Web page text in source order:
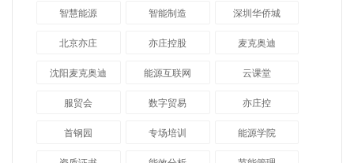
​智慧能源 智能制造 深圳华侨城
北京亦庄 亦庄控股 麦克奥迪
沈阳麦克奥迪 能源互联网 云课堂
服贸会 数字贸易 亦庄控
首钢园 专场培训 能源学院